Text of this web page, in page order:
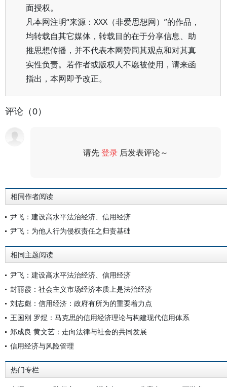
面授权。
凡本网注明“来源：XXX（非爱思想网）”的作品，
均转载自其它媒体，转载目的在于分享信息、助
推思想传播，并不代表本网赞同其观点和对其真
实性负责。若作者或版权人不愿被使用，请来函
指出，本网即予改正。
评论（0）
请先登录 后发表评论～
相同作者阅读
尹飞：建设高水平法治经济、信用经济
尹飞：为他人行为侵权责任之归责基础
相同主题阅读
尹飞：建设高水平法治经济、信用经济
封丽霞：社会主义市场经济本质上是法治经济
刘志彪：信用经济：政府有所为的重要着力点
王国刚 罗煜：马克思的信用经济理论与构建现代信用体系
郑成良 黄文艺：走向法律与社会的共同发展
信用经济与风险管理
热门专栏